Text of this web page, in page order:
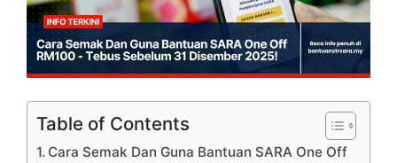
Table of Contents
Cara Semak Dan Guna Bantuan SARA One Off